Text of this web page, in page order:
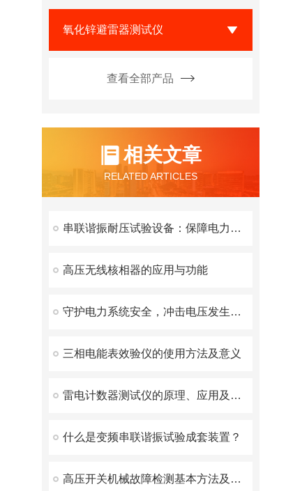
氧化锌避雷器测试仪
查看全部产品
相关文章
RELATED ARTICLES
串联谐振耐压试验设备：保障电力设备安全的有效工具
高压无线核相器的应用与功能
守护电力系统安全，冲击电压发生器发挥了重要作用！
三相电能表效验仪的使用方法及意义
雷电计数器测试仪的原理、应用及注意事项
什么是变频串联谐振试验成套装置？
高压开关机械故障检测基本方法及原理